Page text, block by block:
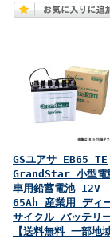
GSユアサ EB65 TE
GrandStar 小型電
車用鉛蓄電池 12V
65Ah 産業用 ディ
サイクル バッテリ
【送料無料 一部地